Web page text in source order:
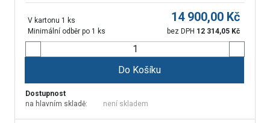
V kartonu 1 ks
Minimální odběr po 1 ks
14 900,00 Kč
bez DPH 12 314,05 Kč
Do Košíku
Dostupnost
na hlavním skladě:
není skladem